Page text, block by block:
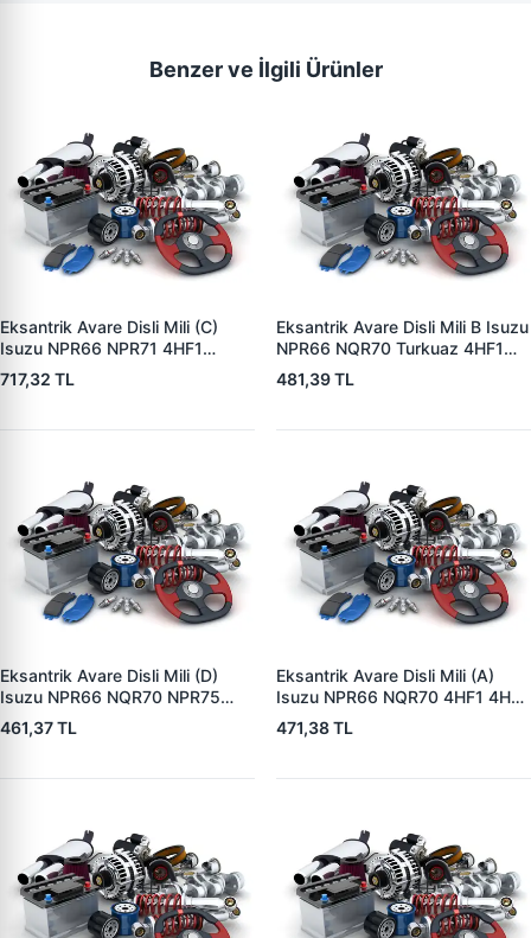
Benzer ve İlgili Ürünler
Eksantrik Avare Disli Mili (C)
Isuzu NPR66 NPR71 4HF1
4HG1-T | ZIPTEK 8973500210 |
OEM 8973500210
717,32 TL
Eksantrik Avare Disli Mili B Isuzu
NPR66 NQR70 Turkuaz 4HF1
4HE1 | ZIPTEK 8971863980 |
OEM 8971863980 8971863981
481,39 TL
Eksantrik Avare Disli Mili (D)
Isuzu NPR66 NQR70 NPR75
Novo Turkuaz 4HF1 4HE1 4HK1 |
ZIPTEK 8971043800 | OEM
461,37 TL
Eksantrik Avare Disli Mili (A)
Isuzu NPR66 NQR70 4HF1 4HE1
| ZIPTEK 8943346820 | OEM
8943346820 8943346821
471,38 TL